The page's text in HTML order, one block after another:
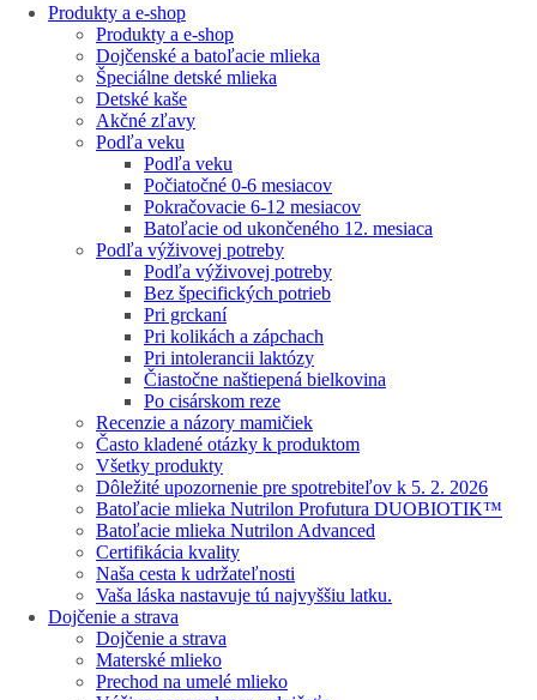
Produkty a e-shop
Produkty a e-shop
Dojčenské a batoľacie mlieka
Špeciálne detské mlieka
Detské kaše
Akčné zľavy
Podľa veku
Podľa veku
Počiatočné 0-6 mesiacov
Pokračovacie 6-12 mesiacov
Batoľacie od ukončeného 12. mesiaca
Podľa výživovej potreby
Podľa výživovej potreby
Bez špecifických potrieb
Pri grckaní
Pri kolikách a zápchach
Pri intolerancii laktózy
Čiastočne naštiepená bielkovina
Po cisárskom reze
Recenzie a názory mamičiek
Často kladené otázky k produktom
Všetky produkty
Dôležité upozornenie pre spotrebiteľov k 5. 2. 2026
Batoľacie mlieka Nutrilon Profutura DUOBIOTIK™
Batoľacie mlieka Nutrilon Advanced
Certifikácia kvality
Naša cesta k udržateľnosti
Vaša láska nastavuje tú najvyššiu latku.
Dojčenie a strava
Dojčenie a strava
Materské mlieko
Prechod na umelé mlieko